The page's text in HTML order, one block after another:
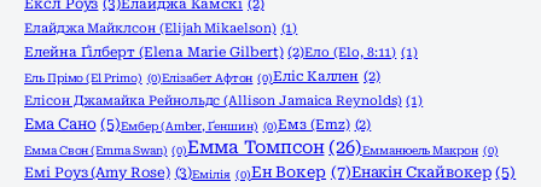
Елайджа Камскі (2)
Елайджа Майклсон (Elijah Mikaelson) (1)
Елейна Ґілберт (Elena Marie Gilbert) (2)Ело (Elo, 8:11) (1)
Ель Прімо (El Primo) (0)Елізабет Афтон (0)Еліс Каллен (2)
Елісон Джамайка Рейнольдс (Allison Jamaica Reynolds) (1)
Ема Сано (5)Ембер (Amber, Ґеншин) (0)Емз (Emz) (2)
Емма Свон (Emma Swan) (0)Емма Томпсон (26)Емманюель Макрон (0)
Емі Роуз (Amy Rose) (3)Емілія (0)Ен Вокер (7)Енакін Скайвокер (5)